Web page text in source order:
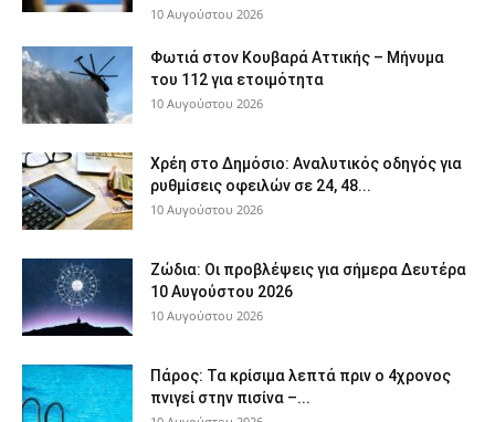
10 Αυγούστου 2026
Φωτιά στον Κουβαρά Αττικής – Μήνυμα
του 112 για ετοιμότητα
10 Αυγούστου 2026
Χρέη στο Δημόσιο: Αναλυτικός οδηγός για
ρυθμίσεις οφειλών σε 24, 48...
10 Αυγούστου 2026
Ζώδια: Οι προβλέψεις για σήμερα Δευτέρα
10 Αυγούστου 2026
10 Αυγούστου 2026
Πάρος: Τα κρίσιμα λεπτά πριν ο 4χρονος
πνιγεί στην πισίνα –...